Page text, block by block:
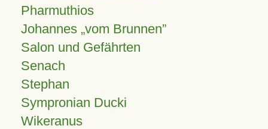
Pharmuthios
Johannes vom Brunnen
Salon und Gefährten
Senach
Stephan
Sympronian Ducki
Wikeranus